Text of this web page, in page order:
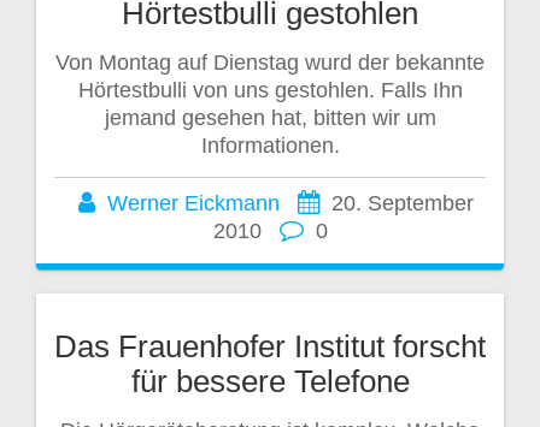
Hörtestbulli gestohlen
Von Montag auf Dienstag wurd der bekannte
Hörtestbulli von uns gestohlen. Falls Ihn
jemand gesehen hat, bitten wir um
Informationen.
Werner Eickmann
20. September
2010
0
Das Frauenhofer Institut forscht
für bessere Telefone